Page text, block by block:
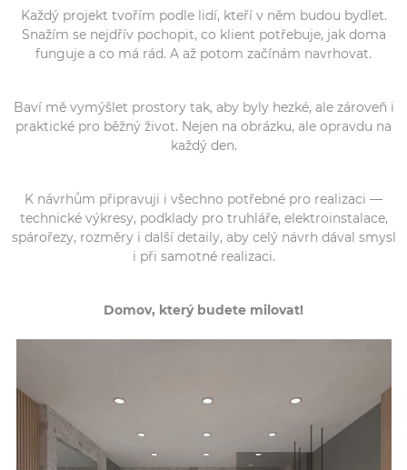
Každý projekt tvořím podle lidí, kteří v něm budou bydlet.
Snažím se nejdřív pochopit, co klient potřebuje, jak doma
funguje a co má rád. A až potom začínám navrhovat.
Baví mě vymýšlet prostory tak, aby byly hezké, ale zároveň i
praktické pro běžný život. Nejen na obrázku, ale opravdu na
každý den.
K návrhům připravuji i všechno potřebné pro realizaci —
technické výkresy, podklady pro truhláře, elektroinstalace,
spárořezy, rozměry i další detaily, aby celý návrh dával smysl
i při samotné realizaci.
Domov, který budete milovat!